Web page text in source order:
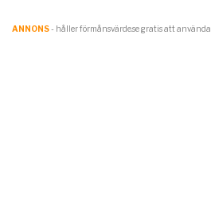
ANNONS- håller förmånsvärde.se gratis att använda